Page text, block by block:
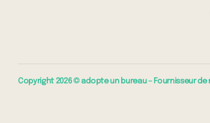
Copyright 2026 © adopte un bureau – Fournisseur